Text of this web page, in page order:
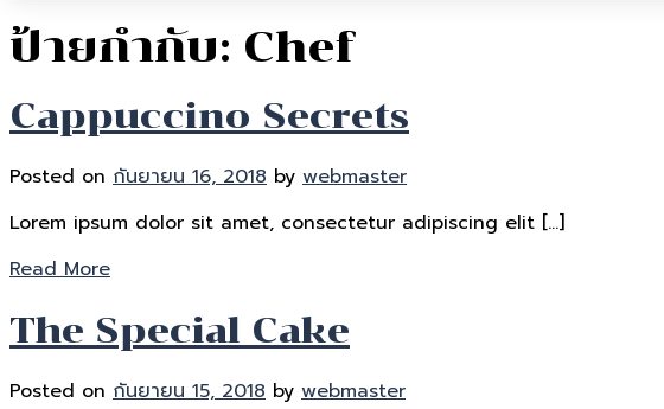
ป้ายกำกับ: Chef
Cappuccino Secrets
Posted on กันยายน 16, 2018 by webmaster
Lorem ipsum dolor sit amet, consectetur adipiscing elit […]
Read More
The Special Cake
Posted on กันยายน 15, 2018 by webmaster